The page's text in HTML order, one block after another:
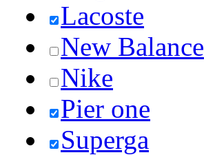
Lacoste
New Balance
Nike
Pier one
Superga